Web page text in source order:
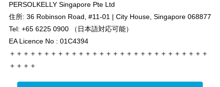
PERSOLKELLY Singapore Pte Ltd
住所: 36 Robinson Road, #11-01 | City House, Singapore 068877
Tel: +65 6225 0900 （日本語対応可能）
EA Licence No : 01C4394
＋＋＋＋＋＋＋＋＋＋＋＋＋＋＋＋＋＋＋＋＋＋＋＋＋＋＋＋＋
＋＋＋＋